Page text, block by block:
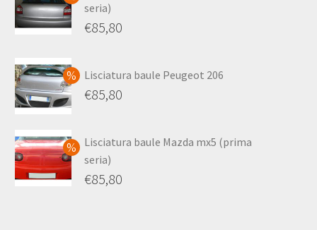
seria)
€85,80
Lisciatura baule Peugeot 206
€85,80
Lisciatura baule Mazda mx5 (prima
seria)
€85,80